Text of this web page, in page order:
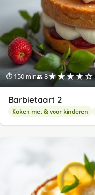
⏱ 150 min👥 8★★★★☆
Barbietaart 2
Koken met & voor kinderen